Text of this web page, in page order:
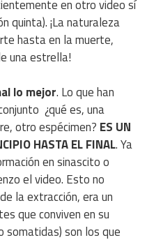
en otro video sí
quinta). ¡La naturaleza
hasta en la muerte,
una estrella!
lo mejor. Lo que han
¿qué es, una
otro espécimen? ES UN
HASTA EL FINAL. Ya
en sinascito o
el video. Esto no
la extracción, era un
que conviven en su
somatidas) son los que